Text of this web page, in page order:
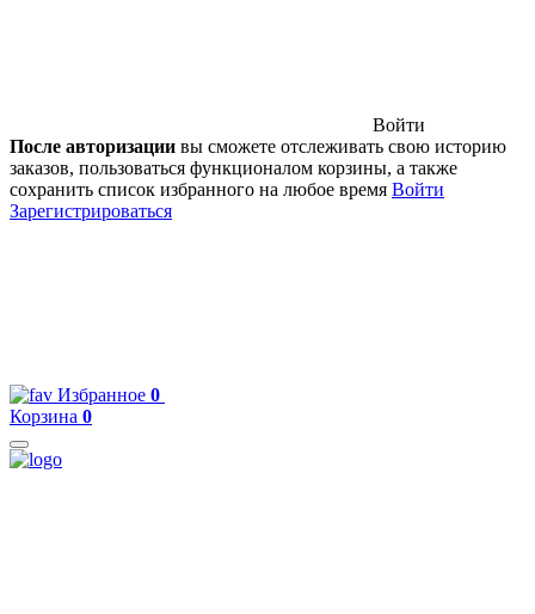
Войти
После авторизации вы сможете отслеживать свою историю
заказов, пользоваться функционалом корзины, а также
сохранить список избранного на любое время Войти
Зарегистрироваться
Избранное 0
Корзина 0